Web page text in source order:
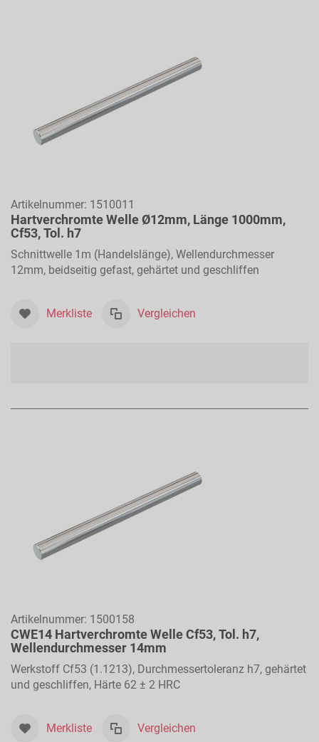
Artikelnummer: 1510011
Hartverchromte Welle Ø12mm, Länge 1000mm,
Cf53, Tol. h7
Schnittwelle 1m (Handelslänge), Wellendurchmesser
12mm, beidseitig gefast, gehärtet und geschliffen
Merkliste Vergleichen
Artikelnummer: 1500158
CWE14 Hartverchromte Welle Cf53, Tol. h7,
Wellendurchmesser 14mm
Werkstoff Cf53 (1.1213), Durchmessertoleranz h7, gehärtet
und geschliffen, Härte 62 ± 2 HRC
Merkliste Vergleichen